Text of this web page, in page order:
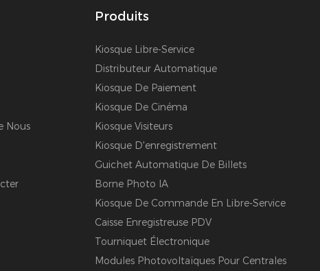
Nous
Produits
Kiosque Libre-Service
Distributeur Automatique
Kiosque De Paiement
Kiosque De Cinéma
Kiosque Visiteurs
Kiosque D'enregistrement
Guichet Automatique De Billets
Borne Photo IA
Kiosque De Commande En Libre-Service
Caisse Enregistreuse PDV
Tourniquet Électronique
Modules Photovoltaïques Pour Centrales